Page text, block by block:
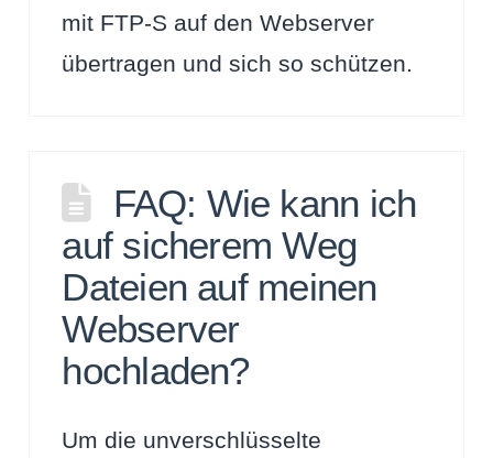
mit FTP-S auf den Webserver
übertragen und sich so schützen.
FAQ: Wie kann ich
auf sicherem Weg
Dateien auf meinen
Webserver
hochladen?
Um die unverschlüsselte